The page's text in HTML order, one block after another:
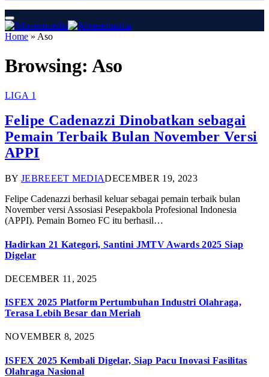
Home » Aso
Browsing: Aso
LIGA 1
Felipe Cadenazzi Dinobatkan sebagai
Pemain Terbaik Bulan November Versi
APPI
BY JEBREEET MEDIADECEMBER 19, 2023
Felipe Cadenazzi berhasil keluar sebagai pemain terbaik bulan
November versi Assosiasi Pesepakbola Profesional Indonesia
(APPI). Pemain Borneo FC itu berhasil…
Hadirkan 21 Kategori, Santini JMTV Awards 2025 Siap
Digelar
DECEMBER 11, 2025
ISFEX 2025 Platform Pertumbuhan Industri Olahraga,
Terasa Lebih Besar dan Meriah
NOVEMBER 8, 2025
ISFEX 2025 Kembali Digelar, Siap Pacu Inovasi Fasilitas
Olahraga Nasional